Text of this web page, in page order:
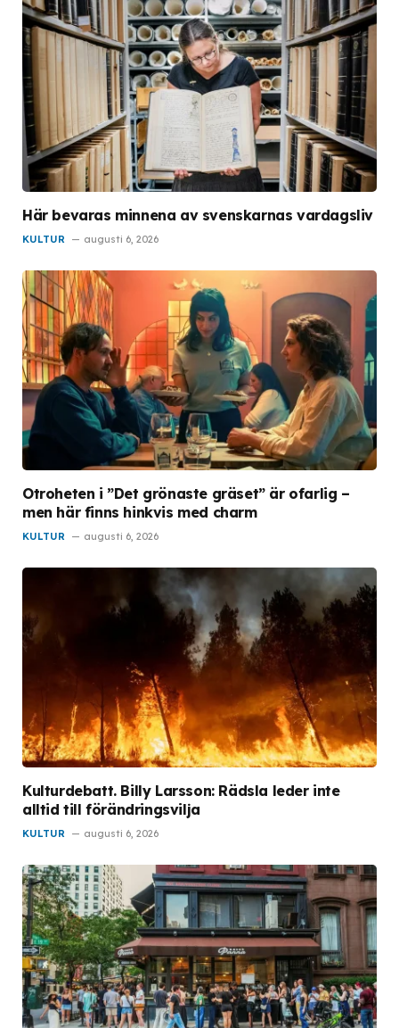
Här bevaras minnena av svenskarnas vardagsliv
KULTUR augusti 6, 2026
Otroheten i ”Det grönaste gräset” är ofarlig –
men här finns hinkvis med charm
KULTUR augusti 6, 2026
Kulturdebatt. Billy Larsson: Rädsla leder inte
alltid till förändringsvilja
KULTUR augusti 6, 2026